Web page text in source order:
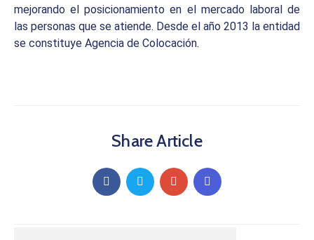
mejorando el posicionamiento en el mercado laboral de
las personas que se atiende. Desde el año 2013 la entidad
se constituye Agencia de Colocación.
Share Article